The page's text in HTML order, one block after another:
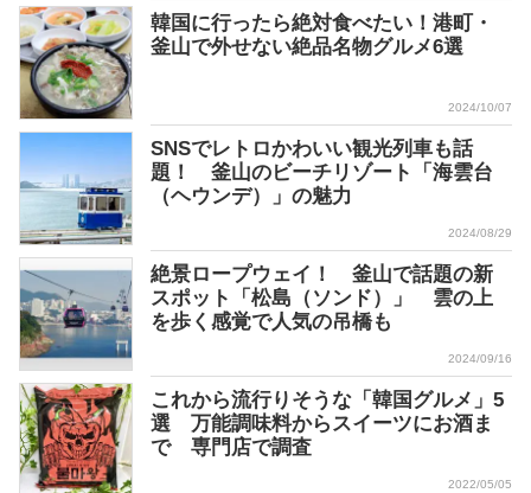
韓国に行ったら絶対食べたい！港町・
釜山で外せない絶品名物グルメ6選
2024/10/07
SNSでレトロかわいい観光列車も話
題！ 釜山のビーチリゾート「海雲台
（ヘウンデ）」の魅力
2024/08/29
絶景ロープウェイ！ 釜山で話題の新
スポット「松島（ソンド）」 雲の上
を歩く感覚で人気の吊橋も
2024/09/16
これから流行りそうな「韓国グルメ」5
選 万能調味料からスイーツにお酒ま
で 専門店で調査
2022/05/05